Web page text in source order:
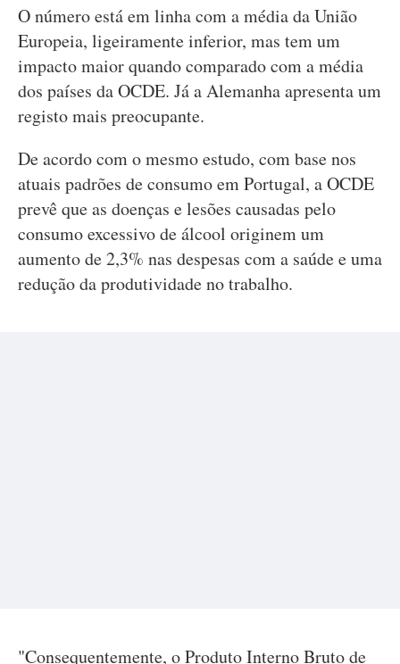
O número está em linha com a média da União
Europeia, ligeiramente inferior, mas tem um
impacto maior quando comparado com a média
dos países da OCDE. Já a Alemanha apresenta um
registo mais preocupante.
De acordo com o mesmo estudo, com base nos
atuais padrões de consumo em Portugal, a OCDE
prevê que as doenças e lesões causadas pelo
consumo excessivo de álcool originem um
aumento de 2,3% nas despesas com a saúde e uma
redução da produtividade no trabalho.
"Consequentemente, o Produto Interno Bruto de